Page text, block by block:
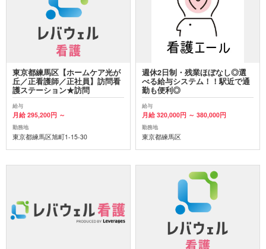
東京都練馬区【ホームケア光が
丘／正看護師／正社員】訪問看
護ステーション★訪問
給与
月給 295,200円 ～
勤務地
東京都練馬区旭町1-15-30
週休2日制・残業ほぼなし◎選
べる給与システム！！駅近で通
勤も便利◎
給与
月給 320,000円 ～ 380,000円
勤務地
東京都練馬区